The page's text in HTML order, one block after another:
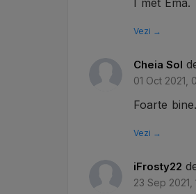
I met Ema.
Vezi →
Cheia Sol
01 Oct 2021,
Foarte
Vezi →
iFrosty22
23 Sep 2021,